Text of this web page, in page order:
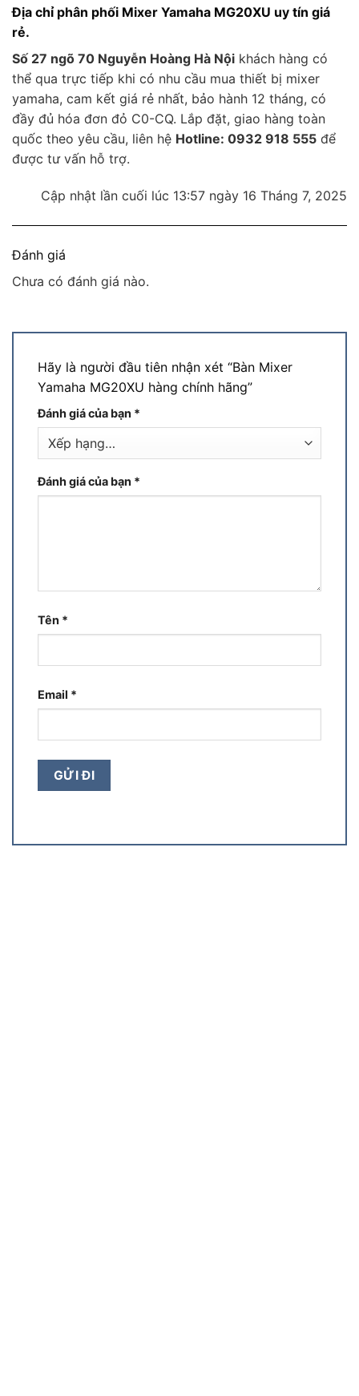
Địa chỉ phân phối Mixer Yamaha MG20XU uy tín giá
rẻ.
Số 27 ngõ 70 Nguyễn Hoàng Hà Nội khách hàng có
thể qua trực tiếp khi có nhu cầu mua thiết bị mixer
yamaha, cam kết giá rẻ nhất, bảo hành 12 tháng, có
đầy đủ hóa đơn đỏ C0-CQ. Lắp đặt, giao hàng toàn
quốc theo yêu cầu, liên hệ Hotline: 0932 918 555 để
được tư vấn hỗ trợ.
Cập nhật lần cuối lúc 13:57 ngày 16 Tháng 7, 2025
Đánh giá
Chưa có đánh giá nào.
Hãy là người đầu tiên nhận xét “Bàn Mixer
Yamaha MG20XU hàng chính hãng”
Đánh giá của bạn *
Đánh giá của bạn *
Tên *
Email *